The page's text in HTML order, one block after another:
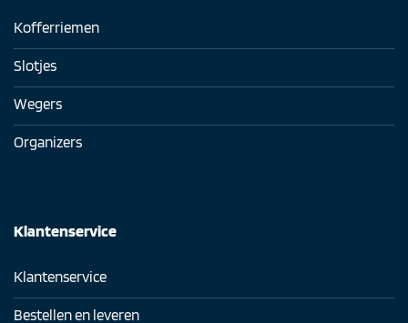
Kofferriemen
Slotjes
Wegers
Organizers
Klantenservice
Klantenservice
Bestellen en leveren